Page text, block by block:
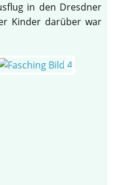
in den Dresdner
Kinder darüber war